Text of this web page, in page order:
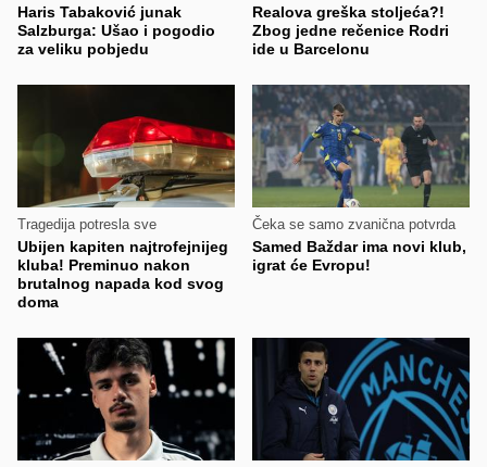
Haris Tabaković junak
Salzburga: Ušao i pogodio
za veliku pobjedu
Realova greška stoljeća?!
Zbog jedne rečenice Rodri
ide u Barcelonu
Tragedija potresla sve
Ubijen kapiten najtrofejnijeg
kluba! Preminuo nakon
brutalnog napada kod svog
doma
Čeka se samo zvanična potvrda
Samed Baždar ima novi klub,
igrat će Evropu!